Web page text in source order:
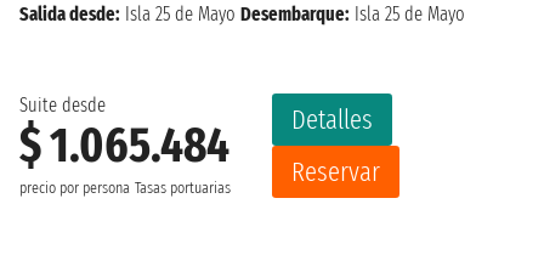
Suite desde
$ 1.065.484
precio por persona Tasas portuarias
Detalles
Reservar
Salida desde: Isla 25 de Mayo Desembarque: Isla 25 de Mayo